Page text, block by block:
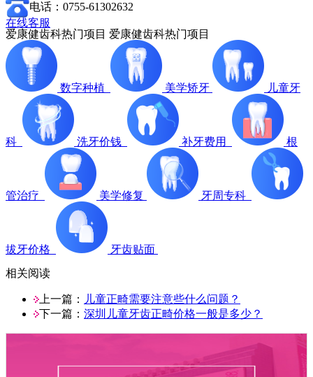
电话：0755-61302632
在线客服
爱康健齿科热门项目 爱康健齿科热门项目
数字种植 美学矫牙 儿童牙
科 洗牙价钱 补牙费用 根
管治疗 美学修复 牙周专科
拔牙价格
牙齿贴面
相关阅读
上一篇：
儿童正畸需要注意些什么问题？
下一篇： 深圳儿童牙齿正畸价格一般是多少？